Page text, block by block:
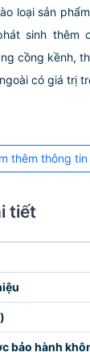
loại sản
sinh thêm
cồng kềnh,
có giá trị
thêm thông tin
tiết
bảo hành